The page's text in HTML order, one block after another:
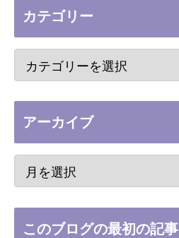
カテゴリー
アーカイブ
このブログの最初の記事